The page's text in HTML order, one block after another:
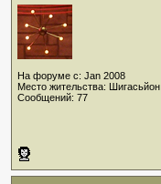
На форуме с: Jan 2008
Место жительства: Шигасьйон
Сообщений: 77